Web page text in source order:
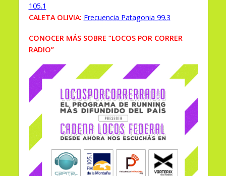
105.1
CALETA OLIVIA: Frecuencia Patagonia 99.3
CONOCER MÁS SOBRE “LOCOS POR CORRER
RADIO”